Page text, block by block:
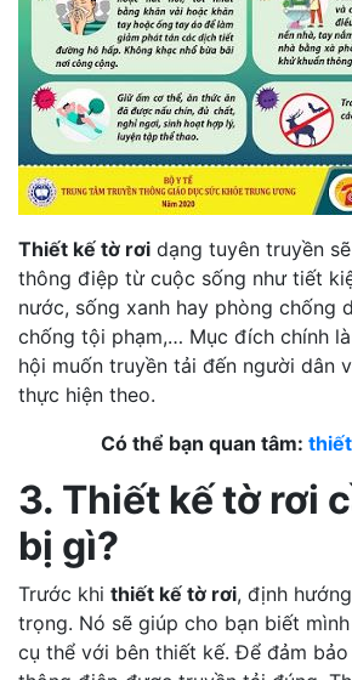
Thiết kế tờ rơi dạng tuyên truyền
thông điệp từ cuộc sống như tiết
nước, sống xanh hay phòng chống
chống tội phạm,… Mục đích chính
hội muốn truyền tải đến người dân
thực hiện theo.
Có thể bạn quan tâm:
3. Thiết kế tờ rơi
bị gì?
Trước khi thiết kế tờ rơi, định
trọng. Nó sẽ giúp cho bạn biết
cụ thể với bên thiết kế. Để đảm